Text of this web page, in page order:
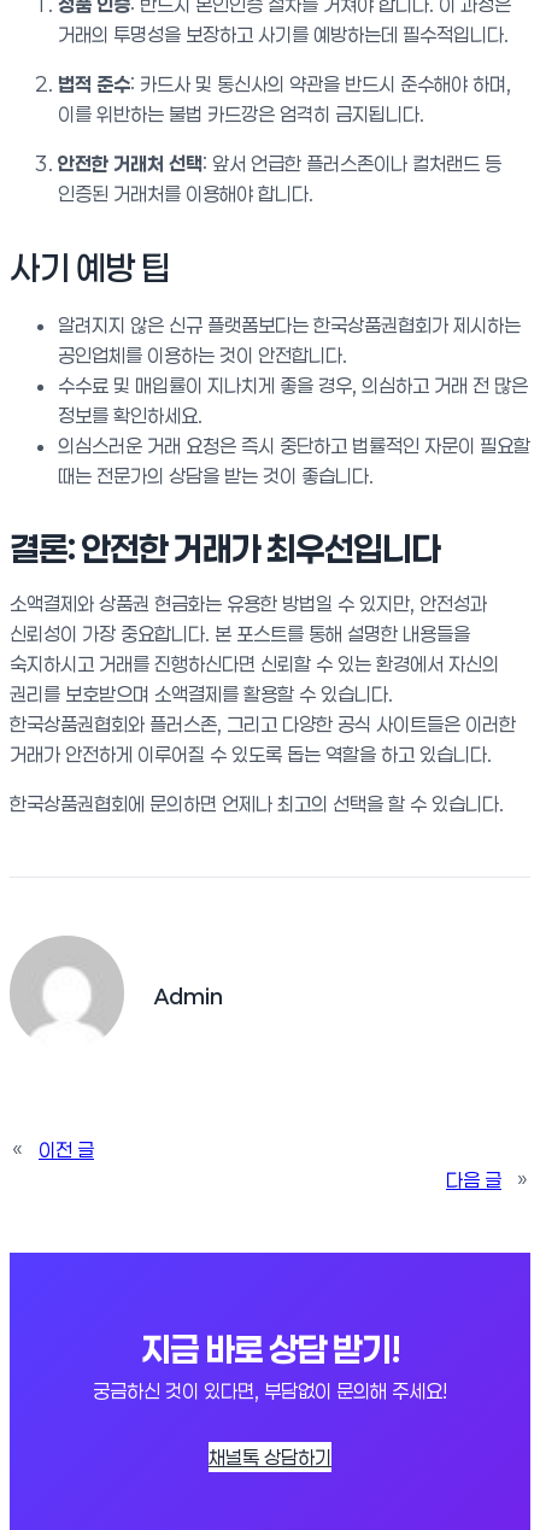
거래의 투명성을 보장하고 사기를 예방하는데 필수적입니다.
법적 준수: 카드사 및 통신사의 약관을 반드시 준수해야 하며,
이를 위반하는 불법 카드깡은 엄격히 금지됩니다.
안전한 거래처 선택: 앞서 언급한 플러스존이나 컬처랜드 등
인증된 거래처를 이용해야 합니다.
사기 예방 팁
알려지지 않은 신규 플랫폼보다는 한국상품권협회가 제시하는
공인업체를 이용하는 것이 안전합니다.
수수료 및 매입률이 지나치게 좋을 경우, 의심하고 거래 전 많은
정보를 확인하세요.
의심스러운 거래 요청은 즉시 중단하고 법률적인 자문이 필요할
때는 전문가의 상담을 받는 것이 좋습니다.
결론: 안전한 거래가 최우선입니다
소액결제와 상품권 현금화는 유용한 방법일 수 있지만, 안전성과
신뢰성이 가장 중요합니다. 본 포스트를 통해 설명한 내용들을
숙지하시고 거래를 진행하신다면 신뢰할 수 있는 환경에서 자신의
권리를 보호받으며 소액결제를 활용할 수 있습니다.
한국상품권협회와 플러스존, 그리고 다양한 공식 사이트들은 이러한
거래가 안전하게 이루어질 수 있도록 돕는 역할을 하고 있습니다.
한국상품권협회에 문의하면 언제나 최고의 선택을 할 수 있습니다.
Admin
«
이전 글
다음 글
»
지금 바로 상담 받기!
궁금하신 것이 있다면, 부담없이 문의해 주세요!
채널톡 상담하기